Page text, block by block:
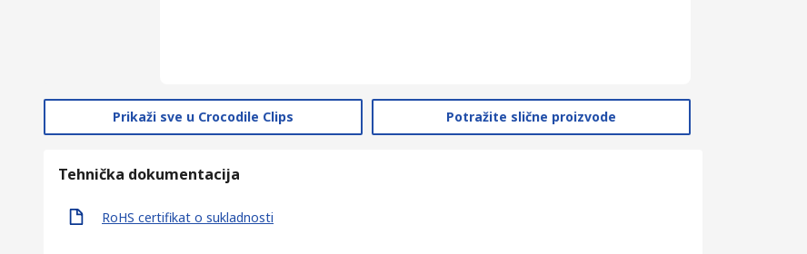
Prikaži sve u Crocodile Clips Potražite slične proizvode
Tehnička dokumentacija
RoHS certifikat o sukladnosti